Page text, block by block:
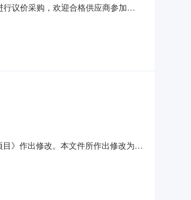
议价采购，欢迎合格供应商参加。
专业技术能力；4.有依法缴纳税收和
》作出修改。本文件所作出修改为招
县疾病预防控制中心二O二六年三